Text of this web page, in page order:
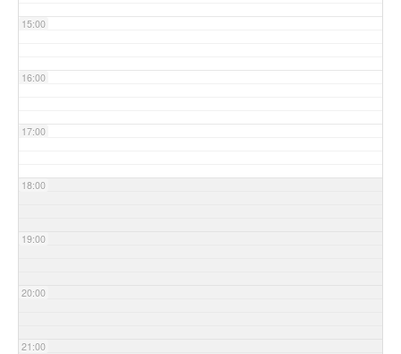
15:00
16:00
17:00
18:00
19:00
20:00
21:00